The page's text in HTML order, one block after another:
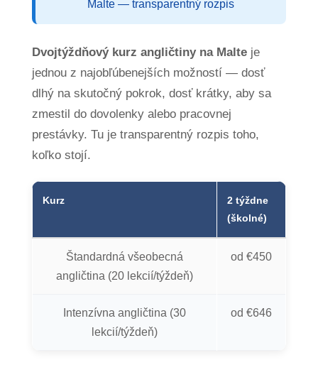
Malte — transparentný rozpis
Dvojtýždňový kurz angličtiny na Malte je
jednou z najobľúbenejších možností — dosť
dlhý na skutočný pokrok, dosť krátky, aby sa
zmestil do dovolenky alebo pracovnej
prestávky. Tu je transparentný rozpis toho,
koľko stojí.
Kurz
2 týždne
(školné)
Štandardná všeobecná
angličtina (20 lekcií/týždeň)
od €450
Intenzívna angličtina (30
lekcií/týždeň)
od €646